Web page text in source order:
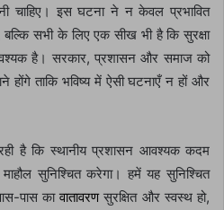
चाहिए। इस घटना ने न केवल प्रभावित
बल्कि सभी के लिए एक सीख भी है कि सुरक्षा
है। सरकार, प्रशासन और समाज को
होंगे ताकि भविष्य में ऐसी घटनाएँ न हों और
है कि स्थानीय प्रशासन आवश्यक कदम
सुनिश्चित करेगा। हमें यह सुनिश्चित
पास कावातावरणसुरक्षित और स्वस्थ हो,